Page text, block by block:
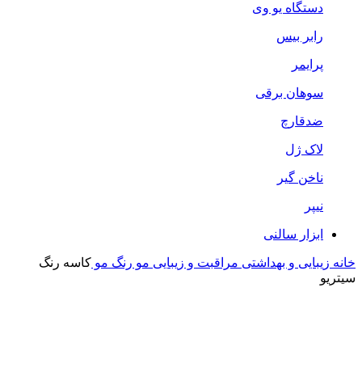
دستگاه یو وی
رابر بیس
پرایمر
سوهان برقی
ضدقارچ
لاک ژل
ناخن گیر
نیپر
ابزار سالنی
خانه زیبایی و بهداشتی مراقبت و زیبایی مو رنگ مو کاسه رنگ
سیتریو